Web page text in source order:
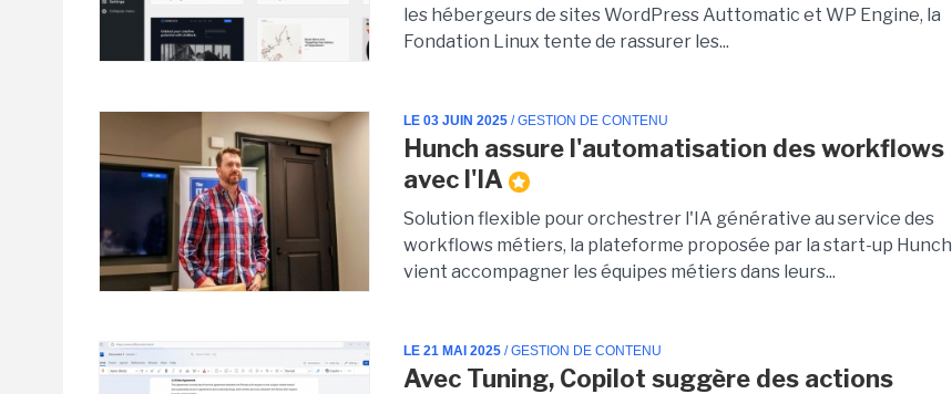
les hébergeurs de sites WordPress Auttomatic et WP Engine, la
Fondation Linux tente de rassurer les...
LE 03 JUIN 2025 / GESTION DE CONTENU
Hunch assure l'automatisation des workflows
avec l'IA
Solution flexible pour orchestrer l'IA générative au service des
workflows métiers, la plateforme proposée par la start-up Hunch
vient accompagner les équipes métiers dans leurs...
LE 21 MAI 2025 / GESTION DE CONTENU
Avec Tuning, Copilot suggère des actions